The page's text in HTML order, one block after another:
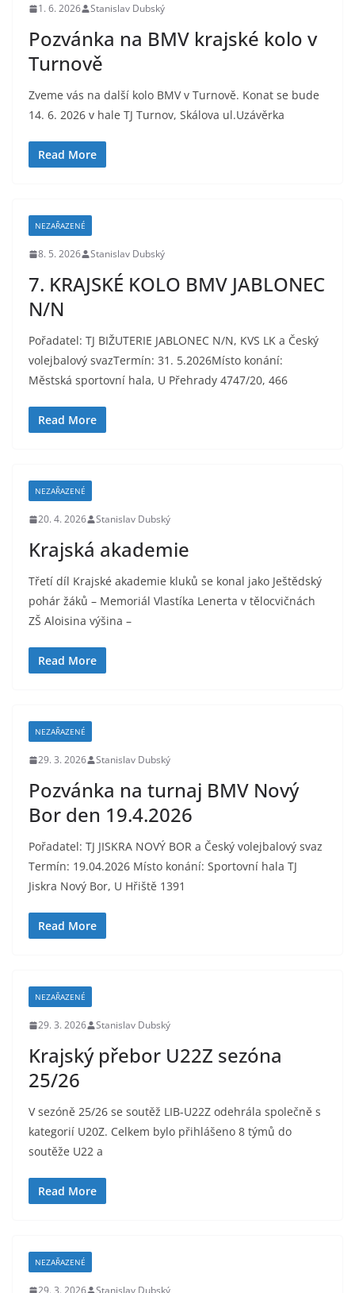
1. 6. 2026 Stanislav Dubský
Pozvánka na BMV krajské kolo v
Turnově
Zveme vás na další kolo BMV v Turnově. Konat se bude
14. 6. 2026 v hale TJ Turnov, Skálova ul.Uzávěrka
Read More
NEZAŘAZENÉ
8. 5. 2026 Stanislav Dubský
7. KRAJSKÉ KOLO BMV JABLONEC
N/N
Pořadatel: TJ BIŽUTERIE JABLONEC N/N, KVS LK a Český
volejbalový svazTermín: 31. 5.2026Místo konání:
Městská sportovní hala, U Přehrady 4747/20, 466
Read More
NEZAŘAZENÉ
20. 4. 2026 Stanislav Dubský
Krajská akademie
Třetí díl Krajské akademie kluků se konal jako Ještědský
pohár žáků – Memoriál Vlastíka Lenerta v tělocvičnách
ZŠ Aloisina výšina –
Read More
NEZAŘAZENÉ
29. 3. 2026 Stanislav Dubský
Pozvánka na turnaj BMV Nový
Bor den 19.4.2026
Pořadatel: TJ JISKRA NOVÝ BOR a Český volejbalový svaz
Termín: 19.04.2026 Místo konání: Sportovní hala TJ
Jiskra Nový Bor, U Hřiště 1391
Read More
NEZAŘAZENÉ
29. 3. 2026 Stanislav Dubský
Krajský přebor U22Z sezóna
25/26
V sezóně 25/26 se soutěž LIB-U22Z odehrála společně s
kategorií U20Z. Celkem bylo přihlášeno 8 týmů do
soutěže U22 a
Read More
NEZAŘAZENÉ